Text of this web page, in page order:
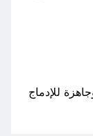
للإدماج